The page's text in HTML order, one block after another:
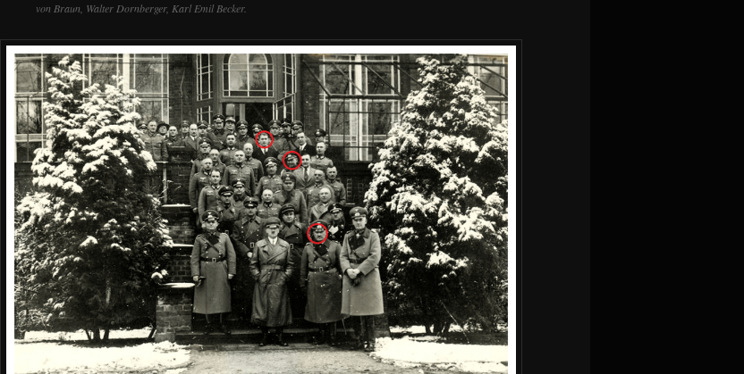
von Braun, Walter Dornberger, Karl Emil Becker.